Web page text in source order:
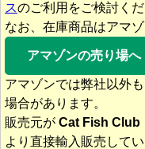
スのご利用をご検討くだ
なお、在庫商品はアマ
アマゾンの売り場へ
アマゾンでは弊社以外
場合があります。
販売元が Cat Fish Club
より直接輸入販売して